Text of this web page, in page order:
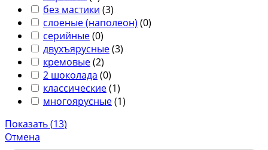
без мастики (3)
слоеные (наполеон) (0)
серийные(0)
двухъярусные(3)
кремовые(2)
2 шоколада (0)
классические(1)
многоярусные(1)
Показать(13)
Отмена